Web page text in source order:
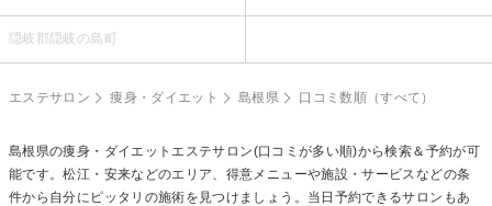
隠岐郡隠岐の島町
エステサロン 痩身・ダイエット 島根県 口コミ数順（すべて）
島根県の痩身・ダイエットエステサロン(口コミが多い順)から検索＆予約が可
能です。松江・安来などのエリア、得意メニューや施設・サービスなどの条
件から自分にピッタリの施術を見つけましょう。当日予約できるサロンもあ